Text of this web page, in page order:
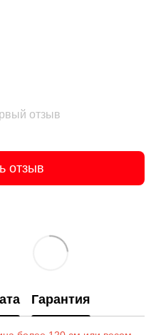
отзыв
отзыв
Гарантия